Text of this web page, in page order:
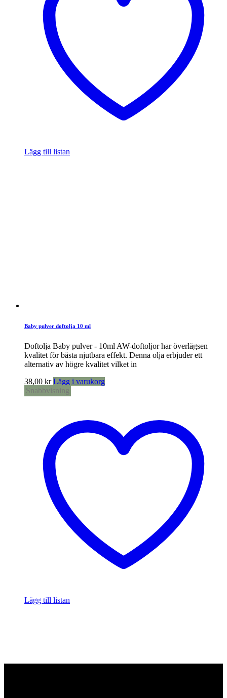
Lägg till listan
Baby pulver doftolja 10 ml
Doftolja Baby pulver - 10ml AW-doftoljor har överlägsen
kvalitet för bästa njutbara effekt. Denna olja erbjuder ett
alternativ av högre kvalitet vilket in
38,00 kr Lägg i varukorg
Snabbvisning
Lägg till listan